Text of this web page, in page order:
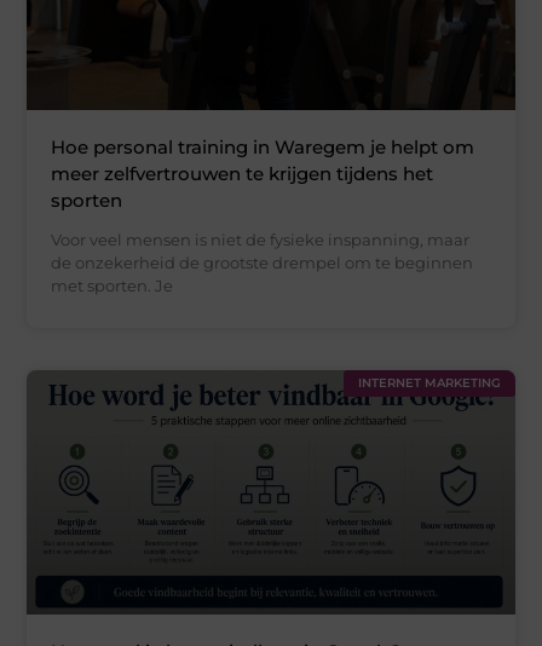
Hoe personal training in Waregem je helpt om
meer zelfvertrouwen te krijgen tijdens het
sporten
Voor veel mensen is niet de fysieke inspanning, maar
de onzekerheid de grootste drempel om te beginnen
met sporten. Je
INTERNET MARKETING